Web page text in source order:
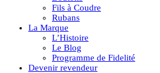
Fils à Coudre
Rubans
La Marque
L’Histoire
Le Blog
Programme de Fidelité
Devenir revendeur